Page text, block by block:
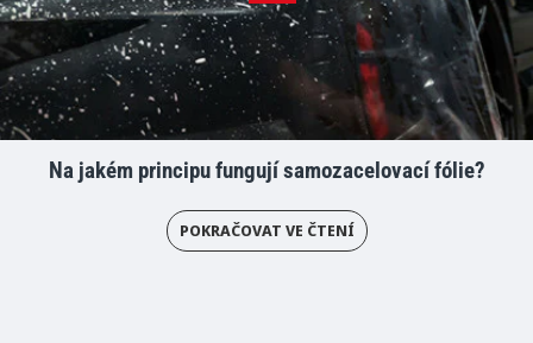
Na jakém principu fungují samozacelovací fólie?
POKRAČOVAT VE ČTENÍ